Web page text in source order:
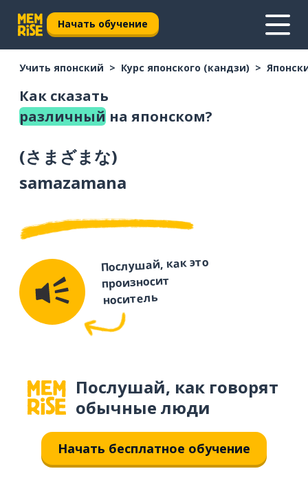
Начать обучение
Учить японский Курс японского (кандзи)
Как сказать
различный на японском?
(さまざまな)
samazamana
Послушай, как это
произносит
носитель
Послушай, как говорят
обычные люди
Начать бесплатное обучение